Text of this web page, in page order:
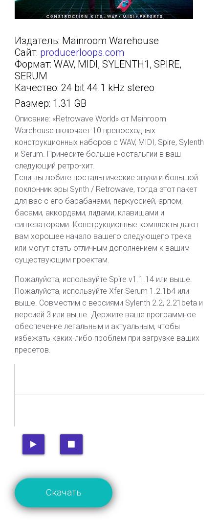
Издатель: Mainroom Warehouse
Сайт: producerloops.com
Формат: WAV, MIDI, SYLENTH1, SPIRE,
SERUM
Качество: 24 bit 44.1 kHz stereo
Размер: 1.31 GB
Описание: «Retrowave World» от Mainroom
Warehouse включает 10 превосходных
конструкционных наборов с WAV, MIDI, Spire, Sylenth
и Serum. Принесите больше ностальгии в ваш
следующий ретро-хит.
Если вы любите ностальгические звуки и большой
поклонник эры Synth / Retrowave, тогда этот пакет
для вас с его барабанами, перкуссией, арпом,
басами, аккордами, лидами, клавишами и
синтезаторами. Конструкционные комплекты дают
вам хорошее начало вашего следующего трека
или могут стать отличным дополнением к вашим
существующим проектам.
Пожалуйста, используйте Spire v1.1.14 или выше.
Пожалуйста, используйте Xfer Serum 1.2.1b4 или
выше. Совместим с версиями Sylenth 2.2, 2.21beta и
версией 3 или выше. Держите ваше программное
обеспечение легальным и актуальным, чтобы
избежать каких-либо проблем при загрузке ваших
пресетов.
Скачать